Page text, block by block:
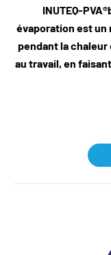
INUTEQ-
évaporation est un
pendant la
au travail, en